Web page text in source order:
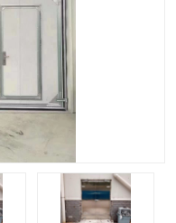
监狱门及监狱设备
钢大门厂家